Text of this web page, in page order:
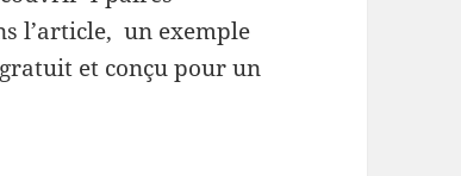
l’article, un exemple
et conçu pour un